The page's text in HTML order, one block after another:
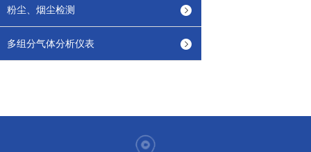
粉尘、烟尘检测
多组分气体分析仪表